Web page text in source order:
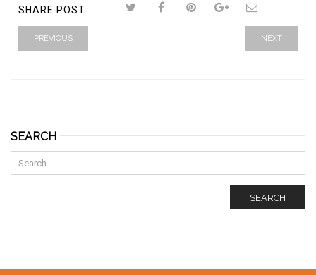
SHARE POST
PREVIOUS NEXT
SEARCH
SEARCH